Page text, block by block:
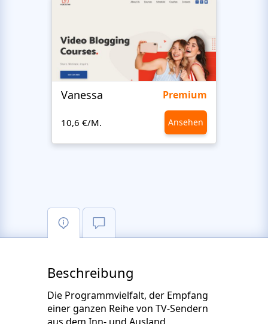
Vanessa Premium
10,6 €/M. Ansehen
Beschreibung
Die Programmvielfalt, der Empfang
einer ganzen Reihe von TV-Sendern